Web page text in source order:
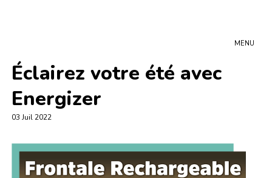
MENU
Éclairez votre été avec
Energizer
03 Juil 2022